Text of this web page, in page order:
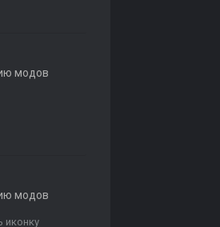
модов
модов
иконку